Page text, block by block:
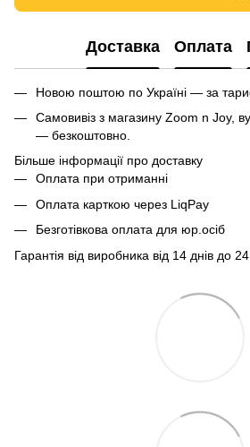
Доставка Оплата
Новою поштою по Україні — за
Самовивіз з магазину Zoom n Joy,
— безкоштовно.
Більше інформації про доставку
Оплата при отриманні
Оплата карткою через LiqPay
Безготівкова оплата для юр.осіб
Гарантія від виробника від 14 днів до 24